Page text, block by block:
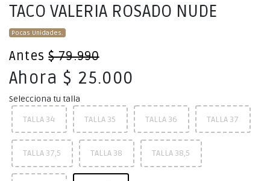
TACO VALERIA ROSADO NUDE
Pocas Unidades.
Antes$ 79.990
Ahora $ 25.000
Selecciona tu talla
TALLA 34
TALLA 35 TALLA 36 TALLA 37
TALLA 37,5 TALLA 38 TALLA 38,5